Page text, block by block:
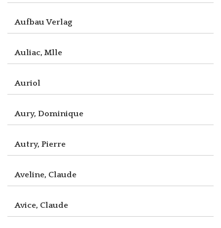
Aufbau Verlag
Auliac, Mlle
Auriol
Aury, Dominique
Autry, Pierre
Aveline, Claude
Avice, Claude